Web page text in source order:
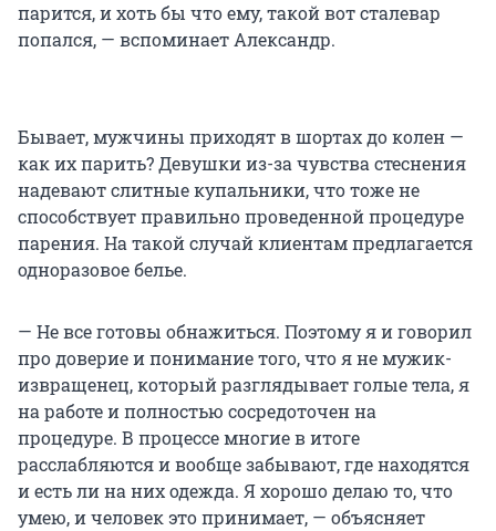
парится, и хоть бы что ему, такой вот сталевар
попался, — вспоминает Александр.
Бывает, мужчины приходят в шортах до колен —
как их парить? Девушки из-за чувства стеснения
надевают слитные купальники, что тоже не
способствует правильно проведенной процедуре
парения. На такой случай клиентам предлагается
одноразовое белье.
— Не все готовы обнажиться. Поэтому я и говорил
про доверие и понимание того, что я не мужик-
извращенец, который разглядывает голые тела, я
на работе и полностью сосредоточен на
процедуре. В процессе многие в итоге
расслабляются и вообще забывают, где находятся
и есть ли на них одежда. Я хорошо делаю то, что
умею, и человек это принимает, — объясняет